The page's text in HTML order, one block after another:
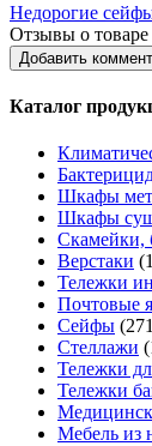
Недорогие
Отзывы о товаре
Добавить
Каталог
Шкафы
Шкафы
Скамейки,
Верстаки
Тележки
Почтовые
Сейфы
Стеллажи
Тележки
Тележки
Мебель из